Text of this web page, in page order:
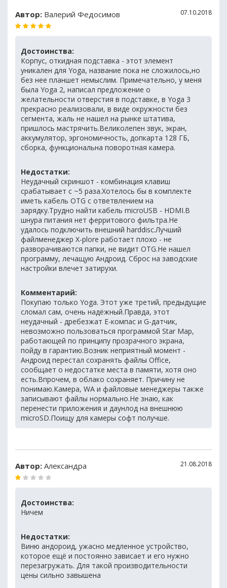
Автор: Валерий Федосимов 07.10.2018
Достоинства:
Корпус, откидная подставка - этот элемент
уникален для Yoga, название пока не сложилось,но
без нее планшет немыслим. Примечательно, у меня
была Yoga 2, написал предложение о
желательности отверстия в подставке, в Yoga 3
прекрасно реализовали, в виде окружности без
сегмента, жаль не нашел на рынке штатива,
пришлось мастрячить.Великолепен звук, экран,
аккумулятор, эргономичность, допкарта 128 ГБ,
сборка, функциональна поворотная камера.
Недостатки:
Неудачный скриншот - комбинация клавиш
срабатывает с ~5 раза.Хотелось бы в комплекте
иметь кабель OTG с ответвлением на
зарядку.Трудно найти кабель microUSB - HDMI.В
шнура питания нет ферритового фильтра.Не
удалось подключить внешний harddisc.Лучший
файлменеджер X-plore работает плохо - не
разворачиваются папки, не видит OTG.Не нашел
программу, лечащую Андроид. Сброс на заводские
настройки влечет затирухи.
Комментарий:
Покупаю только Yoga. Этот уже третий, предыдущие
сломал сам, очень надёжный.Правда, этот
неудачный - дребезжат Е-компас и G-датчик,
невозможно пользоваться программой Star Map,
работающей по принципу прозрачного экрана,
пойду в гарантию.Возник неприятный момент -
Андроид перестал сохранять файлы Office,
сообщает о недостатке места в памяти, хотя оно
есть.Впрочем, в облако сохраняет. Причину не
понимаю.Камера, WA и файловые менеджеры также
записывают файлы нормально.Не знаю, как
перенести приложения и даунлод на внешнюю
microSD.Поищу для камеры софт получше.
Автор: Александра 21.08.2018
Достоинства:
Ничем
Недостатки:
Виню андороид, ужасно медленное устройство,
которое ещё и постоянно зависает и его нужно
перезагружать. Для такой производительности
цены сильно завышена